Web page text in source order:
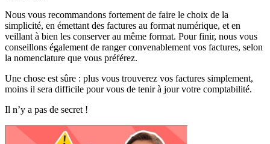
Nous vous recommandons fortement de faire le choix de la
simplicité, en émettant des factures au format numérique, et en
veillant à bien les conserver au même format. Pour finir, nous vous
conseillons également de ranger convenablement vos factures, selon
la nomenclature que vous préférez.
Une chose est sûre : plus vous trouverez vos factures simplement,
moins il sera difficile pour vous de tenir à jour votre comptabilité.
Il n’y a pas de secret !